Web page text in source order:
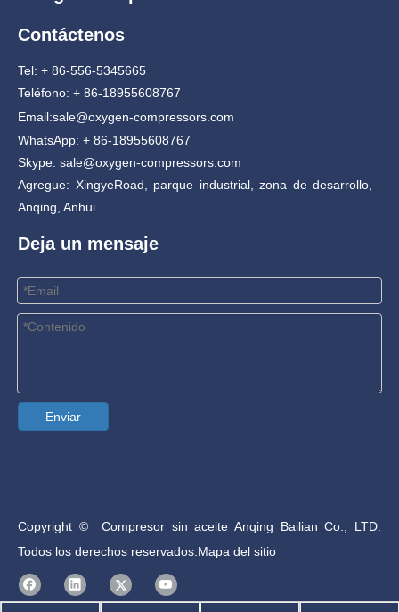
Contáctenos
Tel: + 86-556-5345665
Teléfono: + 86-18955608767
Email:sale@oxygen-compressors.com
WhatsApp: + 86-18955608767
Skype: sale@oxygen-compressors.com
Agregue: XingyeRoad, parque industrial, zona de desarrollo,
Anqing, Anhui
Deja un mensaje
Enviar
Copyright © Compresor sin aceite Anqing Bailian Co., LTD.
Todos los derechos reservados. Mapa del sitio